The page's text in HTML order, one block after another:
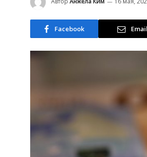
Facebook Email